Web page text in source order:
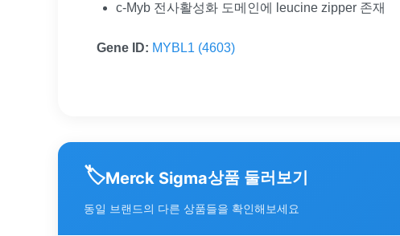
c-Myb 전사활성화 도메인에 leucine zipper 존재
Gene ID: MYBL1 (4603)
🏷️Merck Sigma상품 둘러보기
동일 브랜드의 다른 상품들을 확인해보세요